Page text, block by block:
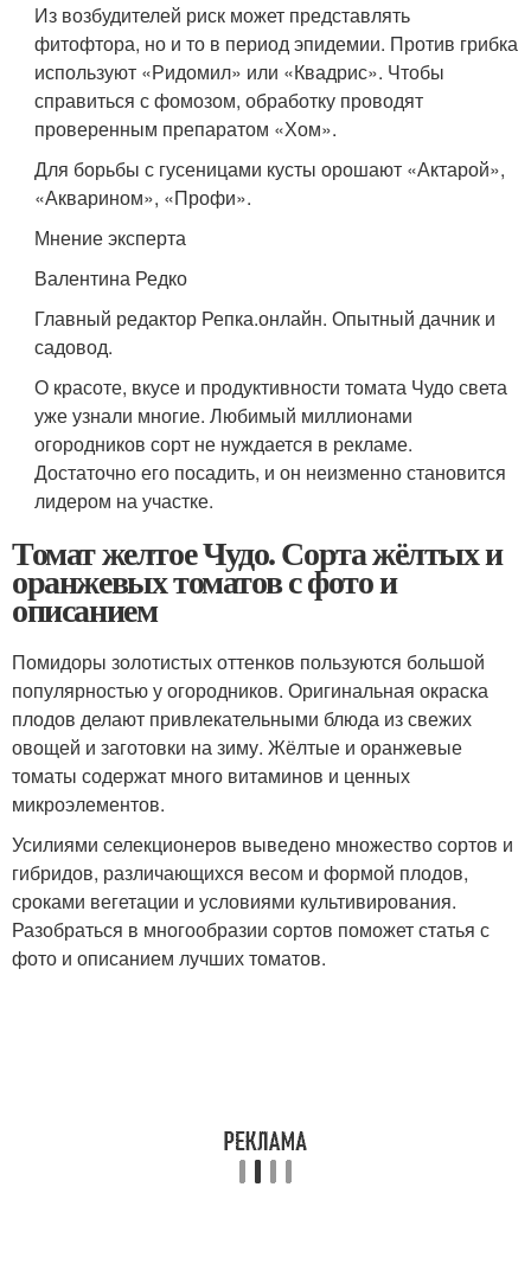
Из возбудителей риск может представлять
фитофтора, но и то в период эпидемии. Против грибка
используют «Ридомил» или «Квадрис». Чтобы
справиться с фомозом, обработку проводят
проверенным препаратом «Хом».
Для борьбы с гусеницами кусты орошают «Актарой»,
«Акварином», «Профи».
Мнение эксперта
Валентина Редко
Главный редактор Репка.онлайн. Опытный дачник и
садовод.
О красоте, вкусе и продуктивности томата Чудо света
уже узнали многие. Любимый миллионами
огородников сорт не нуждается в рекламе.
Достаточно его посадить, и он неизменно становится
лидером на участке.
Томат желтое Чудо. Сорта жёлтых и
оранжевых томатов с фото и
описанием
Помидоры золотистых оттенков пользуются большой
популярностью у огородников. Оригинальная окраска
плодов делают привлекательными блюда из свежих
овощей и заготовки на зиму. Жёлтые и оранжевые
томаты содержат много витаминов и ценных
микроэлементов.
Усилиями селекционеров выведено множество сортов и
гибридов, различающихся весом и формой плодов,
сроками вегетации и условиями культивирования.
Разобраться в многообразии сортов поможет статья с
фото и описанием лучших томатов.